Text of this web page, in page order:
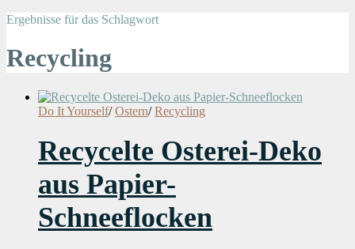
Ergebnisse für das Schlagwort
Recycling
Do It Yourself/ Ostern/ Recycling
Recycelte Osterei-Deko
aus Papier-
Schneeflocken